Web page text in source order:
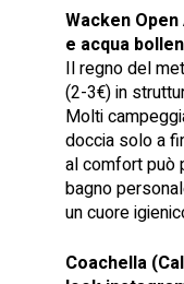
Wacken
e acqua
Il regno del
(2-3€) in
Molti
doccia solo a
al comfort può
bagno
un cuore
Coachella